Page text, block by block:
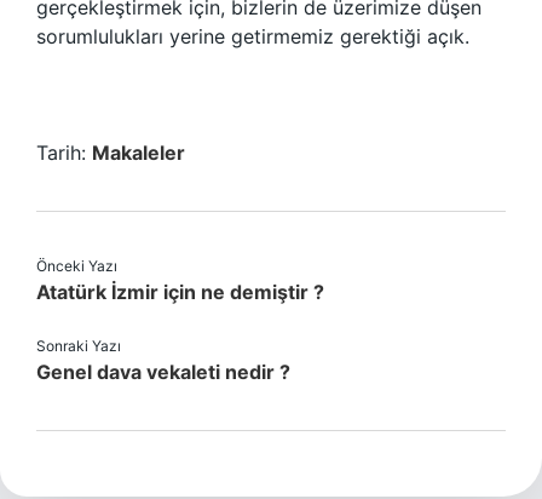
gerçekleştirmek için, bizlerin de üzerimize düşen
sorumlulukları yerine getirmemiz gerektiği açık.
Tarih: Makaleler
Önceki Yazı
Atatürk İzmir için ne demiştir ?
Sonraki Yazı
Genel dava vekaleti nedir ?